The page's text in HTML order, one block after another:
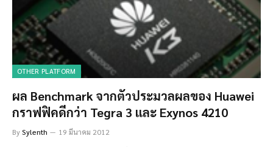
OTHER PLATFORM
ผล Benchmark จากตัวประมวลผลของ Huawei
กราฟฟิคดีกว่า Tegra 3 เเละ Exynos 4210
BySylenth 19 มีนาคม 2012